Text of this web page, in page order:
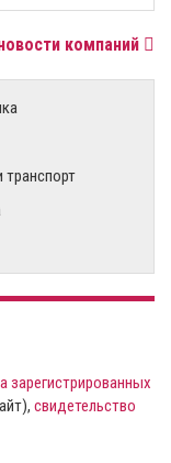
компаний
транспорт
зарегистрированных
свидетельство